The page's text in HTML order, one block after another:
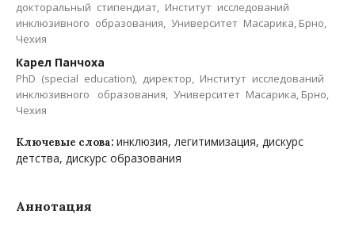
докторальный стипендиат, Институт исследований
инклюзивного образования, Университет Масарика, Брно,
Чехия
Карел Панчоха
PhD (special education), директор, Институт исследований
инклюзивного образования, Университет Масарика, Брно,
Чехия
Ключевые слова: инклюзия, легитимизация, дискурс
детства, дискурс образования
Аннотация